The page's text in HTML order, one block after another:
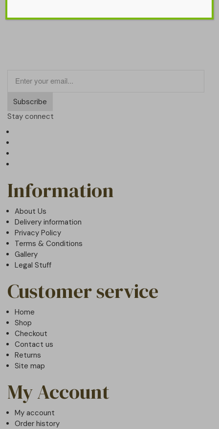
Subscribe
Stay connect
Information
About Us
Delivery information
Privacy Policy
Terms & Conditions
Gallery
Legal Stuff
Customer service
Home
Shop
Checkout
Contact us
Returns
Site map
My Account
My account
Order history